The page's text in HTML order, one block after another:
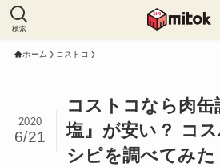
検索
ホーム コストコ
コストコなら肉
塩』が安い？ コ
シピを調べてみた
2020
6/21